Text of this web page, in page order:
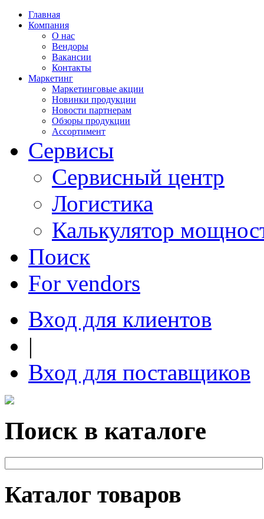
Главная
Компания
О нас
Вендоры
Вакансии
Контакты
Маркетинг
Маркетинговые акции
Новинки продукции
Новости партнерам
Обзоры продукции
Ассортимент
Сервисы
Сервисный центр
Логистика
Калькулятор
Поиск
For vendors
Вход для клиентов
|
Вход для поставщиков
Поиск в каталоге
Каталог товаров